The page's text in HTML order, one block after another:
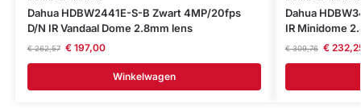
Dahua HDBW2441E-S-B Zwart 4MP/20fps
D/N IR Vandaal Dome 2.8mm lens
€262,57 €197,00
Winkelwagen
Dahua
IR Minidome
€309,76 €